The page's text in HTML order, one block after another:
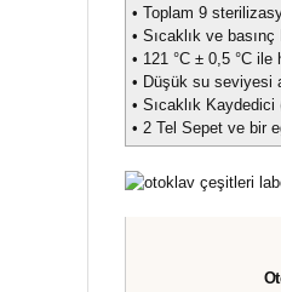
• Toplam 9
• Sıcaklık ve
• 121 °C ± 0,5 °C
• Düşük su seviyesi
• Sıcaklık Kaydedici
• 2 Tel Sepet ve bir